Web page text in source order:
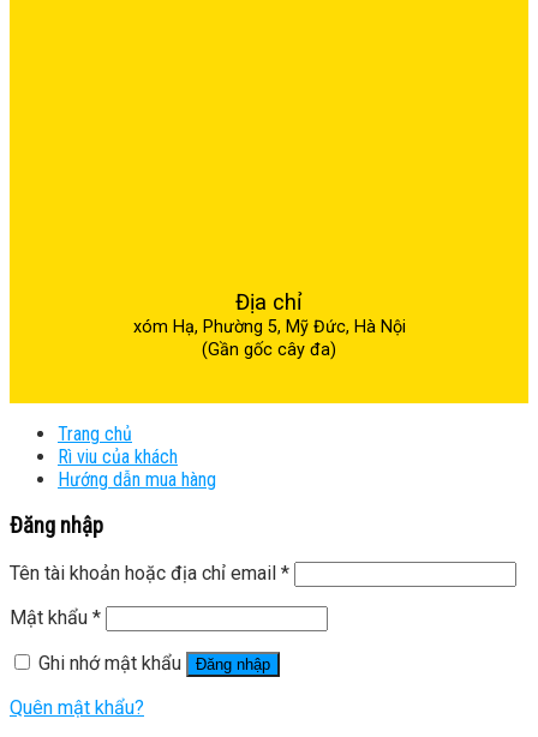
Địa chỉ
xóm Hạ, Phường 5, Mỹ Đức, Hà Nội
(Gần gốc cây đa)
Trang chủ
Rì viu của khách
Hướng dẫn mua hàng
Đăng nhập
Tên tài khoản hoặc địa chỉ email *
Mật khẩu *
Ghi nhớ mật khẩu
Đăng nhập
Quên mật khẩu?